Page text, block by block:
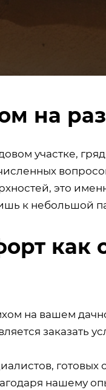
на
участке,
это
к небольшой
как
на вашем
заказать
готовых
нашему